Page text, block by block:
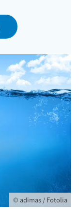
© adimas / Fotolia